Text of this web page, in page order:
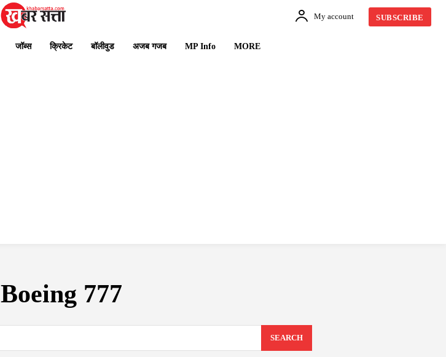
My account SUBSCRIBE
जॉब्स क्रिकेट बॉलीवुड अजब गजब MP Info MORE
Boeing 777
SEARCH